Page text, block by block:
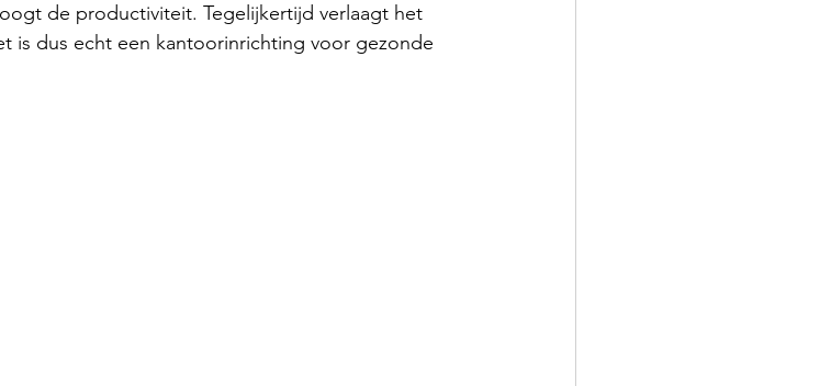
de productiviteit. Tegelijkertijd verlaagt het
is dus echt een kantoorinrichting voor gezonde